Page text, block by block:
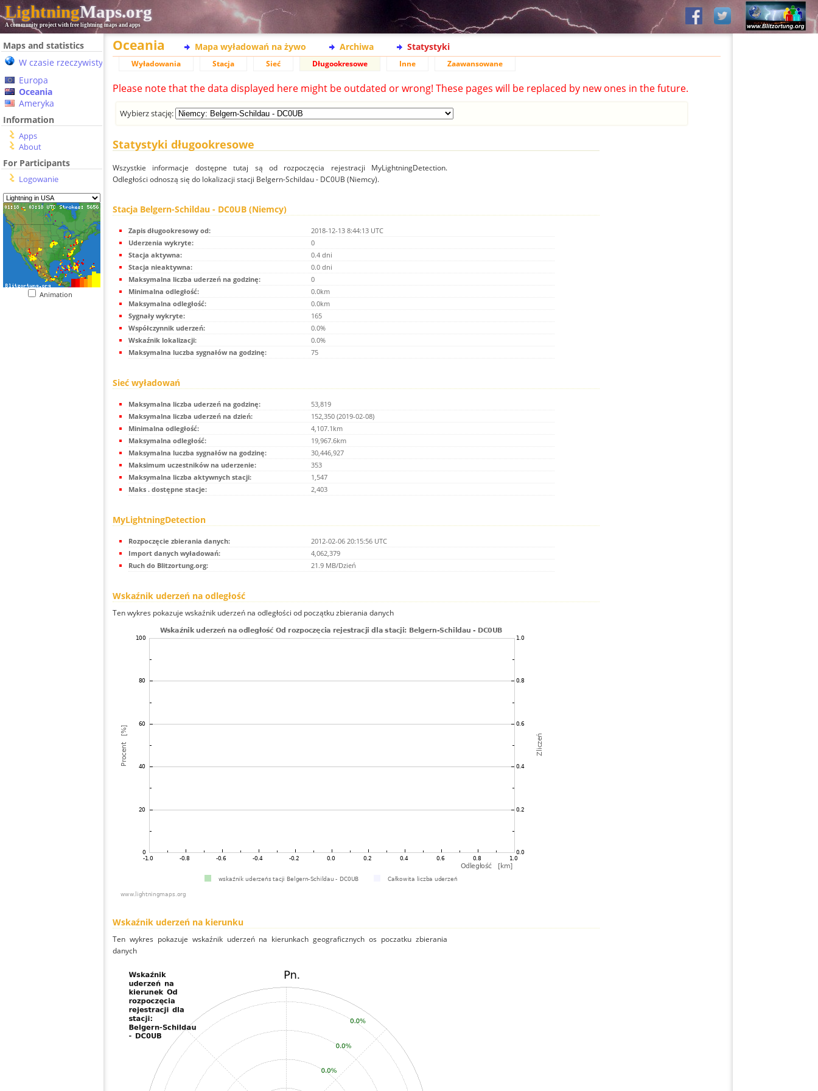
LightningMaps.org
A community project with free lightning maps and apps
Maps and statistics
W czasie rzeczywistym
Europa
Oceania
Ameryka
Information
Apps
About
For Participants
Logowanie
Animation
Oceania Mapa wyładowań na żywo Archiwa Statystyki
Wyładowania Stacja Sieć Długookresowe Inne Zaawansowane
Please note that the data displayed here might be outdated or wrong! These pages will be replaced by new ones in the future.
Wybierz stację:
Statystyki długookresowe
Wszystkie informacje dostępne tutaj są od rozpoczęcia rejestracji MyLightningDetection.
Odległości odnoszą się do lokalizacji stacji Belgern-Schildau - DC0UB (Niemcy).
Stacja Belgern-Schildau - DC0UB (Niemcy)
Zapis długookresowy od:
2018-12-13 8:44:13 UTC
Uderzenia wykryte:
0
Stacja aktywna:
0.4 dni
Stacja nieaktywna:
0.0 dni
Maksymalna liczba uderzeń na godzinę:
0
Minimalna odległość:
0.0km
Maksymalna odległość:
0.0km
Sygnały wykryte:
165
Współczynnik uderzeń:
0.0%
Wskaźnik lokalizacji:
0.0%
Maksymalna luczba sygnałów na godzinę:
75
Sieć wyładowań
Maksymalna liczba uderzeń na godzinę:
53,819
Maksymalna liczba uderzeń na dzień:
152,350 (2019-02-08)
Minimalna odległość:
4,107.1km
Maksymalna odległość:
19,967.6km
Maksymalna luczba sygnałów na godzinę:
30,446,927
Maksimum uczestników na uderzenie:
353
Maksymalna liczba aktywnych stacji:
1,547
Maks . dostępne stacje:
2,403
MyLightningDetection
Rozpoczęcie zbierania danych:
2012-02-06 20:15:56 UTC
Import danych wyładowań:
4,062,379
Ruch do Blitzortung.org:
21.9 MB/Dzień
Wskaźnik uderzeń na odległość
Ten wykres pokazuje wskaźnik uderzeń na odległości od początku zbierania danych
Wskaźnik uderzeń na kierunku
Ten wykres pokazuje wskaźnik uderzeń na kierunkach geograficznych os poczatku zbierania
danych